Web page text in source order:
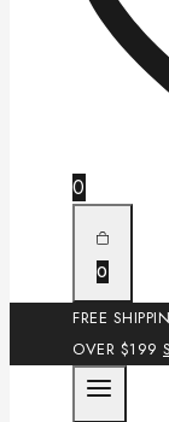
0
0
FREE
OVER $199